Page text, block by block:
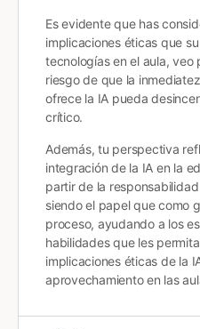
Es evidente que has
implicaciones éticas que
tecnologías en el aula, veo
riesgo de que la
ofrece la IA pueda
crítico.
Además, tu perspectiva
integración de la IA en la
partir de la
siendo el papel que como
proceso, ayudando a los
habilidades que les
implicaciones éticas de la
aprovechamiento en las